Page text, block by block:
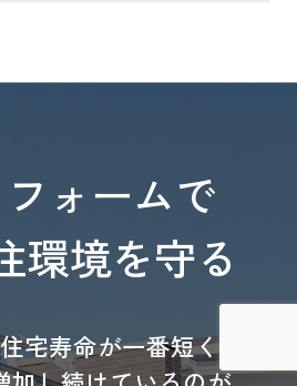
ォームで
環境を守る
宅寿命が一番短く、